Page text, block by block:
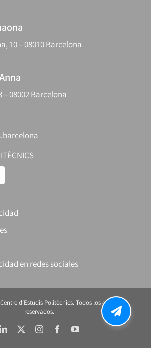
10 – 08010 Barcelona
– 08002 Barcelona
en redes sociales
d’Estudis Politècnics. Todos los derechos
reservados.
LinkedIn InstagramFacebookYouTube